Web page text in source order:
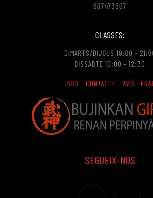
607473607
CLASSES:
DIMARTS/DIJOUS 19:00 -
DISSABTE 10:00 - 12:30
INICI - CONTACTE - AVÍS LEGAL
SEGUEIX-NOS